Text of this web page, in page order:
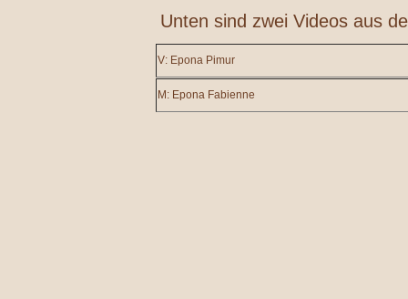
Unten sind zwei Videos aus
V: Epona Pimur
M: Epona Fabienne